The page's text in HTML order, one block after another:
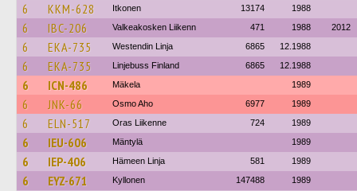
6 KKM-628 Itkonen 13174 1988
6 IBC-206 Valkeakosken Liikenn 471 1988 2012
6 EKA-735 Westendin Linja 6865 12.1988
6 EKA-735 Linjebuss Finland 6865 12.1988
6 ICN-486 Mäkela 1989
6 JNK-66 Osmo Aho 6977 1989
6 ELN-517 Oras Liikenne 724 1989
6 IEU-606 Mäntylä 1989
6 IEP-406 Hämeen Linja 581 1989
6 EYZ-671 Kyllonen 147488 1989